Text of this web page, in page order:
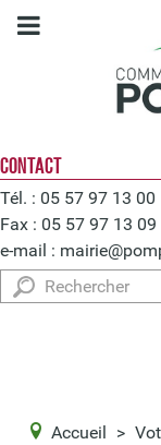
CONTACT
Tél. : 05 57 97 13 00
Fax : 05 57 97 13 09
e-mail :
Rechercher
Accueil >